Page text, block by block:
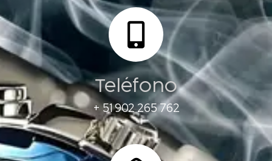
Teléfono
+ 51 902 265 762